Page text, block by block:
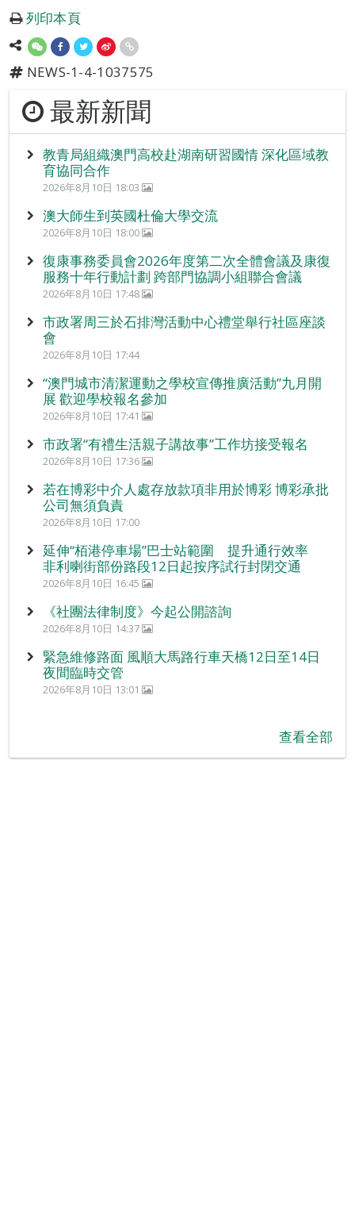
列印本頁
NEWS-1-4-1037575
最新新聞
教青局組織澳門高校赴湖南研習國情 深化區域教
育協同合作
2026年8月10日 18:03
澳大師生到英國杜倫大學交流
2026年8月10日 18:00
復康事務委員會2026年度第二次全體會議及康復
服務十年行動計劃 跨部門協調小組聯合會議
2026年8月10日 17:48
市政署周三於石排灣活動中心禮堂舉行社區座談
會
2026年8月10日 17:44
“澳門城市清潔運動之學校宣傳推廣活動”九月開
展 歡迎學校報名參加
2026年8月10日 17:41
市政署“有禮生活親子講故事”工作坊接受報名
2026年8月10日 17:36
若在博彩中介人處存放款項非用於博彩 博彩承批
公司無須負責
2026年8月10日 17:00
延伸“栢港停車場”巴士站範圍 提升通行效率
非利喇街部份路段12日起按序試行封閉交通
2026年8月10日 16:45
《社團法律制度》今起公開諮詢
2026年8月10日 14:37
緊急維修路面 風順大馬路行車天橋12日至14日
夜間臨時交管
2026年8月10日 13:01
查看全部